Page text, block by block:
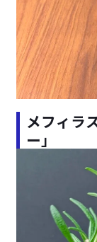
メフィラ
ー」